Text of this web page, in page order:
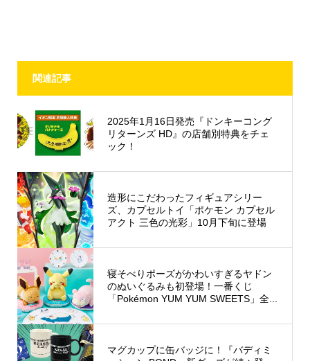
関連記事
2025年1月16日発売『ドンキーコング
リターンズ HD』の店舗別特典をチェ
ック！
造形にこだわったフィギュアシリー
ズ、カプセルトイ「ポケモン カプセル
アクト 三色の光彩」10月下旬に登場
寝そべりポーズがかわいすぎるヤドン
のぬいぐるみも初登場！一番くじ
「Pokémon YUM YUM SWEETS」全...
マグカップに缶バッジに！『バディミ